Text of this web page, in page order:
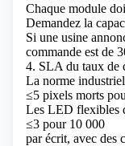
Chaque module
Demandez la
Si une usine
commande est de
4. SLA du taux de
La norme
≤5 pixels morts
Les LED flexibles
≤3 pour 10 000
par écrit, avec des